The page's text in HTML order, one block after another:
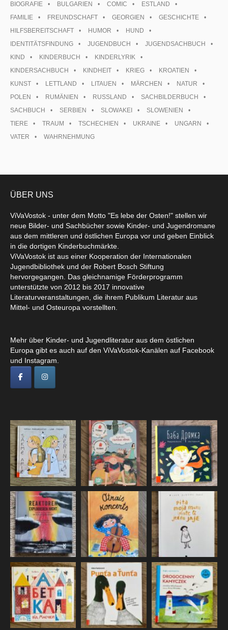
BIOGRAFIE
BULGARIEN COMIC
ESTLAND
FAMILIE
FREUNDSCHAFT GEORGIEN
GESCHICHTE
HILFSBEREITSCHAFT
HUMOR
HUND
IDENTITÄTSFINDUNG
JUGENDBUCH
JUGENDSACHBUCH
KIND
KINDERBUCH
KINDERLYRIK
KINDERSACHBUCH
KINDHEIT KRIEG
KROATIEN
KUNST
LETTLAND LITAUEN MÄRCHEN
NATUR
POLEN
RUMÄNIEN RUSSLAND
SACHBILDERBUCH
SACHBUCH
SERBIEN SLOWAKEI
SLOWENIEN
TIERE
TRAUM TSCHECHIEN UKRAINE
UNGARN
VATER
WAHRNEHMUNG
ÜBER UNS
ViVaVostok - unter dem Motto "Es lebe der Osten!" stellen wir
neue Bilder- und Sachbücher sowie Kinder- und Jugendromane
aus dem mittleren und östlichen Europa vor und geben Einblick
in die dortigen Kinderbuchmärkte.
ViVaVostok ist aus einer Kooperation der Internationalen
Jugendbibliothek und der Robert Bosch Stiftung
hervorgegangen. Das gleichnamige Förderprogramm
unterstützte von 2012 bis 2017 innovative
Literaturveranstaltungen, die ihrem Publikum Literatur aus
Mittel- und Osteuropa vorstellten.
Mehr über Kinder- und Jugendliteratur aus dem östlichen
Europa gibt es auch auf den ViVaVostok-Kanälen auf Facebook
und Instagram.